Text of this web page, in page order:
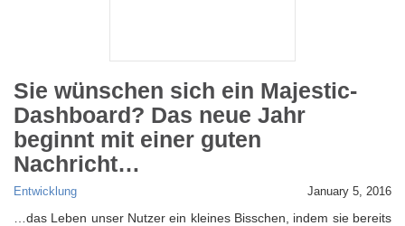
Sie wünschen sich ein Majestic-
Dashboard? Das neue Jahr
beginnt mit einer guten
Nachricht…
Entwicklung January 5, 2016
…das Leben unser Nutzer ein kleines Bisschen, indem sie bereits